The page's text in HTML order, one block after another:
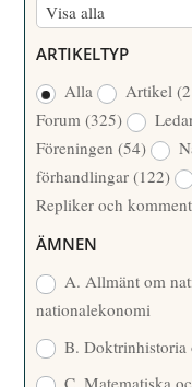
M
/
Å
R
Visa alla
R
F
A
T
T
A
R
ARTIKELTYP
Alla
Artikel
Forum(325)
Föreningen(54)
förhandlingar(122)
Repliker och
ÄMNEN
A. Allmänt om
nationalekonomi
B. Doktrinhistoria